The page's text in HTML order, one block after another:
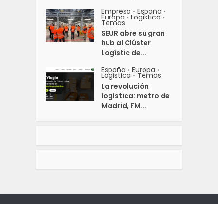
Empresa • España •
Europa • Logistica •
Temas
SEUR abre su gran
hub al Clúster
Logístic de...
España • Europa •
Logistica • Temas
La revolución
logística: metro de
Madrid, FM...